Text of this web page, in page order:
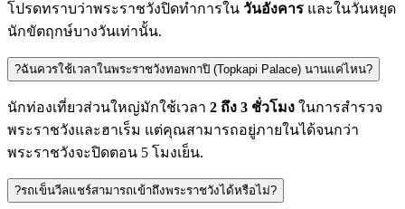
โปรดทราบว่าพระราชวังปิดทำการใน วันอังคาร และในวันหยุด
นักขัตฤกษ์บางวันเท่านั้น.
?ฉันควรใช้เวลาในพระราชวังทอพกาปิ (Topkapi Palace) นานแค่ไหน?
นักท่องเที่ยวส่วนใหญ่มักใช้เวลา 2 ถึง 3 ชั่วโมง ในการสำรวจ
พระราชวังและฮาเร็ม แต่คุณสามารถอยู่ภายในได้จนกว่า
พระราชวังจะปิดตอน 5 โมงเย็น.
?รถเข็นวีลแชร์สามารถเข้าถึงพระราชวังได้หรือไม่?